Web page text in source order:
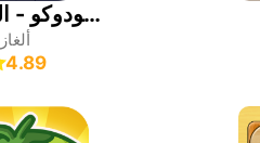
سودوكو - العاب ألغاز, Sudoku
ألغاز
4.89